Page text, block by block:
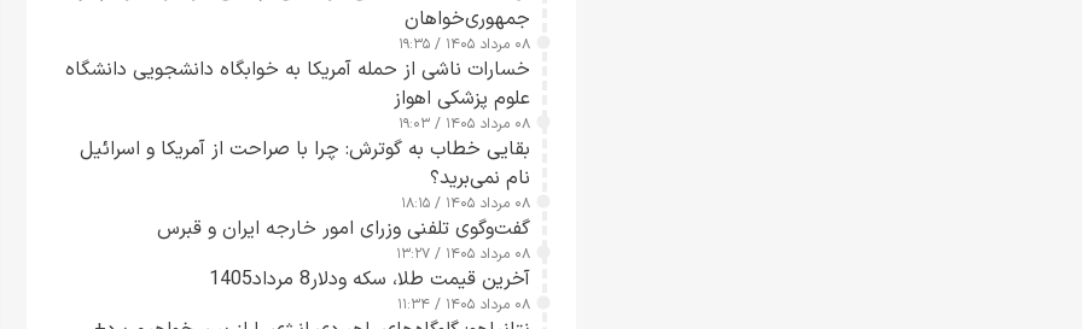
جمهوری‌خواهان
۰۸ مرداد ۱۴۰۵ / ۱۹:۳۵
خسارات ناشی از حمله آمریکا به خوابگاه دانشجویی دانشگاه
علوم پزشکی اهواز
۰۸ مرداد ۱۴۰۵ / ۱۹:۰۳
بقایی خطاب به گوترش: چرا با صراحت از آمریکا و اسرائیل
نام نمی‌برید؟
۰۸ مرداد ۱۴۰۵ / ۱۸:۱۵
گفت‌وگوی تلفنی وزرای امور خارجه ایران و قبرس
۰۸ مرداد ۱۴۰۵ / ۱۳:۲۷
آخرین قیمت طلا، سکه ودلار8 مرداد1405
۰۸ مرداد ۱۴۰۵ / ۱۱:۳۴